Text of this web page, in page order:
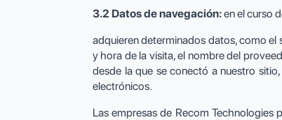
3.2 Datos de navegación:en el curso
adquieren determinados datos, como el
y hora de la visita, el nombre del
desde la que se conectó a nuestro
electrónicos.
Las empresas de Recom